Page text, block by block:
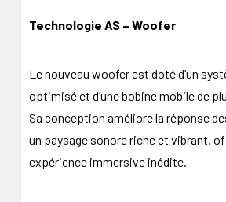
Technologie AS – Woofer
Le nouveau woofer est doté d’un
optimisé et d’une bobine mobile de
Sa conception améliore la réponse
un paysage sonore riche et vibrant,
expérience immersive inédite.